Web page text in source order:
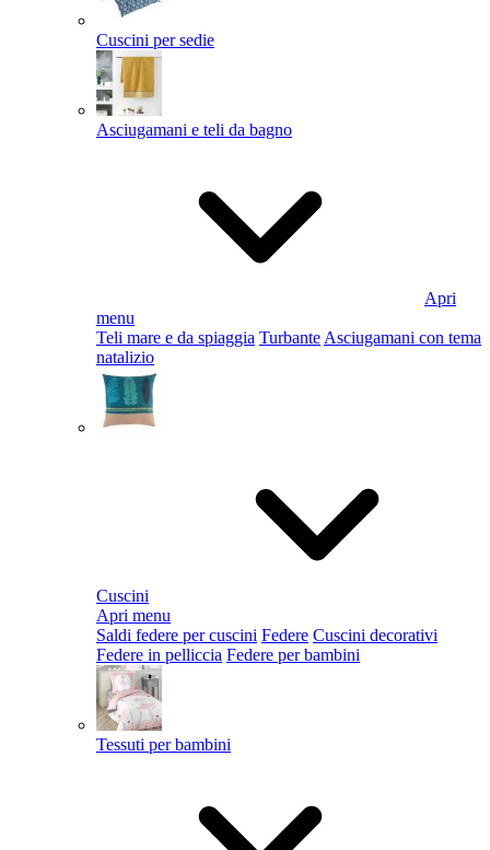
Cuscini per sedie
Asciugamani e teli da bagno
Apri
menu
Teli mare e da spiaggia Turbante Asciugamani con tema
natalizio
Cuscini
Apri menu
Saldi federe per cuscini Federe Cuscini decorativi
Federe in pelliccia Federe per bambini
Tessuti per bambini